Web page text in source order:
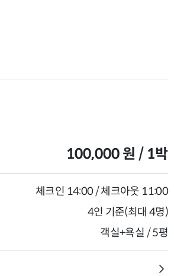
100,000 원 / 1박
체크인 14:00 / 체크아웃 11:00
4인 기준(최대 4명)
객실+욕실 / 5평